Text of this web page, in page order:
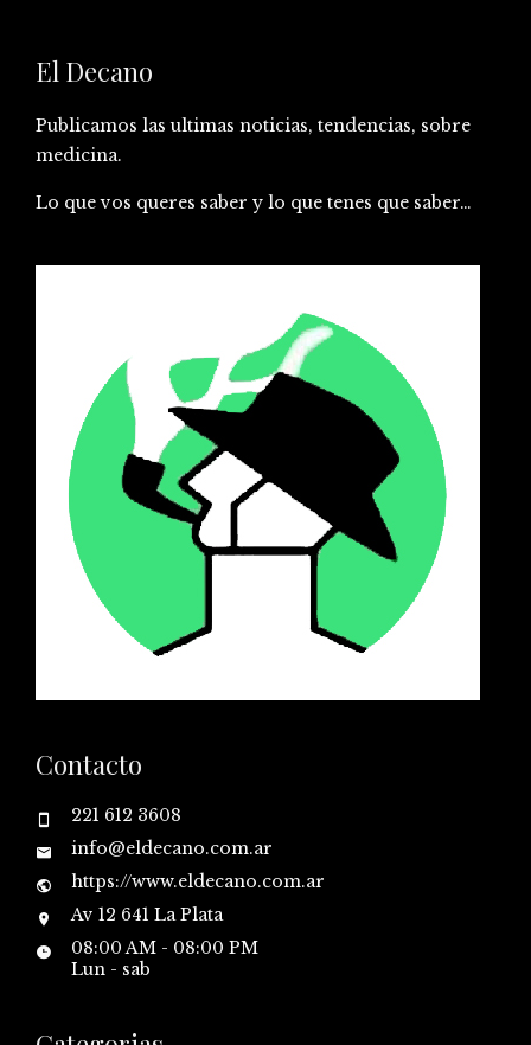
El Decano
Publicamos las ultimas noticias, tendencias, sobre
medicina.
Lo que vos queres saber y lo que tenes que saber…
Contacto
221 612 3608
info@eldecano.com.ar
https://www.eldecano.com.ar
Av 12 641 La Plata
08:00 AM - 08:00 PM
Lun - sab